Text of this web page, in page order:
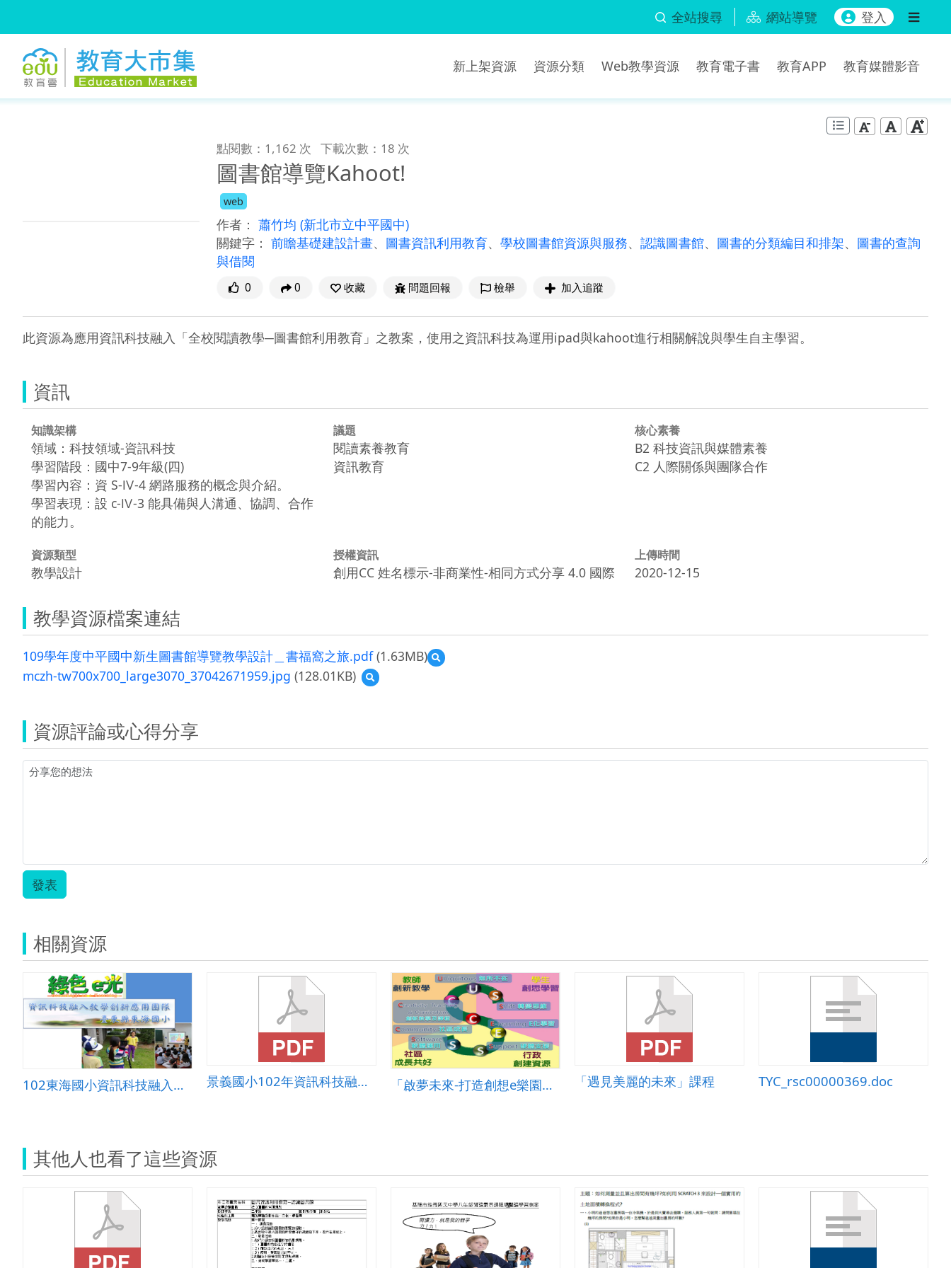
全站搜尋 網站導覽 登入
新上架資源 資源分類 Web教學資源 教育電子書 教育APP 教育媒體影音
點閱數：1,162 次 下載次數：18 次
圖書館導覽Kahoot!
web
作者： 蕭竹均 (新北市立中平國中)
關鍵字： 前瞻基礎建設計畫、 圖書資訊利用教育、 學校圖書館資源與服務、 認識圖書館、 圖書的分類編目和排架、 圖書的查詢
與借閱
0 0 收藏 問題回報 檢舉 加入追蹤
此資源為應用資訊科技融入「全校閱讀教學─圖書館利用教育」之教案，使用之資訊科技為運用ipad與kahoot進行相關解說與學生自主學習。
資訊
知識架構
領域：科技領域-資訊科技
學習階段：國中7-9年級(四)
學習內容：資 S-Ⅳ-4 網路服務的概念與介紹。
學習表現：設 c-Ⅳ-3 能具備與人溝通、協調、合作
的能力。
議題
閱讀素養教育
資訊教育
核心素養
B2 科技資訊與媒體素養
C2 人際關係與團隊合作
資源類型
教學設計
授權資訊
創用CC 姓名標示-非商業性-相同方式分享 4.0 國際
上傳時間
2020-12-15
教學資源檔案連結
109學年度中平國中新生圖書館導覽教學設計＿書福窩之旅.pdf(1.63MB)
預
覽
平
國
窩
之
旅.pdf
mczh-tw700x700_large3070_37042671959.jpg (128.01KB)
預
覽
資源評論或心得分享
發表
相關資源
102東海國小資訊科技融入創新教學應用團隊文本 景義國小102年資訊科技融入教學創新應用團隊成果 「啟夢未來-打造創想e樂園」成果彙編 「遇見美麗的未來」課程 TYC_rsc00000369.doc
其他人也看了這些資源